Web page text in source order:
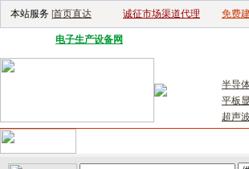
本站服务 | 首页直达 诚征市场渠道代理 免费
电子生产设备网
半导
平板
超声